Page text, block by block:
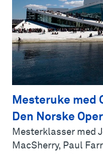
Mesteruke med
Den Norske
Mesterklasser med
MacSherry, Paul